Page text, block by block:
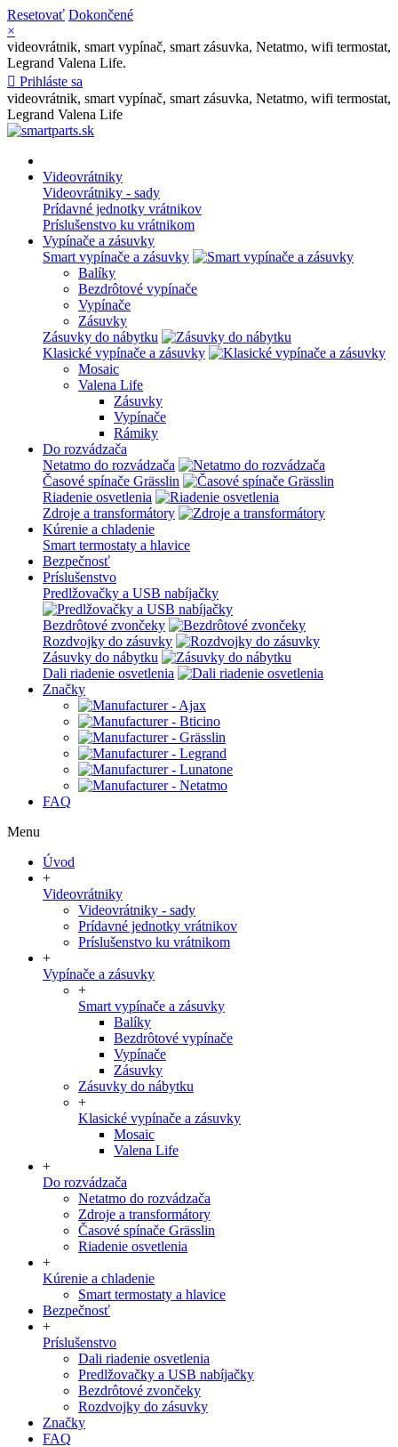
Resetovať Dokončené
×
videovrátnik, smart vypínač, smart zásuvka, Netatmo, wifi termostat,
Legrand Valena Life.
 Prihláste sa
videovrátnik, smart vypínač, smart zásuvka, Netatmo, wifi termostat,
Legrand Valena Life
Videovrátniky
Videovrátniky - sady
Prídavné jednotky vrátnikov
Príslušenstvo ku vrátnikom
Vypínače a zásuvky
Smart vypínače a zásuvky
Balíky
Bezdrôtové vypínače
Vypínače
Zásuvky
Zásuvky do nábytku
Klasické vypínače a zásuvky
Mosaic
Valena Life
Zásuvky
Vypínače
Rámiky
Do rozvádzača
Netatmo do rozvádzača
Časové spínače Grässlin
Riadenie osvetlenia
Zdroje a transformátory
Kúrenie a chladenie
Smart termostaty a hlavice
Bezpečnosť
Príslušenstvo
Predlžovačky a USB nabíjačky
Bezdrôtové zvončeky
Rozdvojky do zásuvky
Zásuvky do nábytku
Dali riadenie osvetlenia
Značky
FAQ
Menu
Úvod
+
Videovrátniky
Videovrátniky - sady
Prídavné jednotky vrátnikov
Príslušenstvo ku vrátnikom
+
Vypínače a zásuvky
+
Smart vypínače a zásuvky
Balíky
Bezdrôtové vypínače
Vypínače
Zásuvky
Zásuvky do nábytku
+
Klasické vypínače a zásuvky
Mosaic
Valena Life
+
Do rozvádzača
Netatmo do rozvádzača
Zdroje a transformátory
Časové spínače Grässlin
Riadenie osvetlenia
+
Kúrenie a chladenie
Smart termostaty a hlavice
Bezpečnosť
+
Príslušenstvo
Dali riadenie osvetlenia
Predlžovačky a USB nabíjačky
Bezdrôtové zvončeky
Rozdvojky do zásuvky
Značky
FAQ